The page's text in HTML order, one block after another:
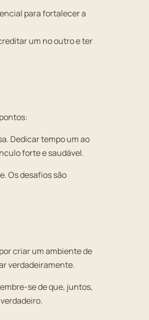
para fortalecer a
um no outro e ter
Dedicar tempo um ao
forte e saudável.
Os desafios são
criar um ambiente de
verdadeiramente.
se de que, juntos,